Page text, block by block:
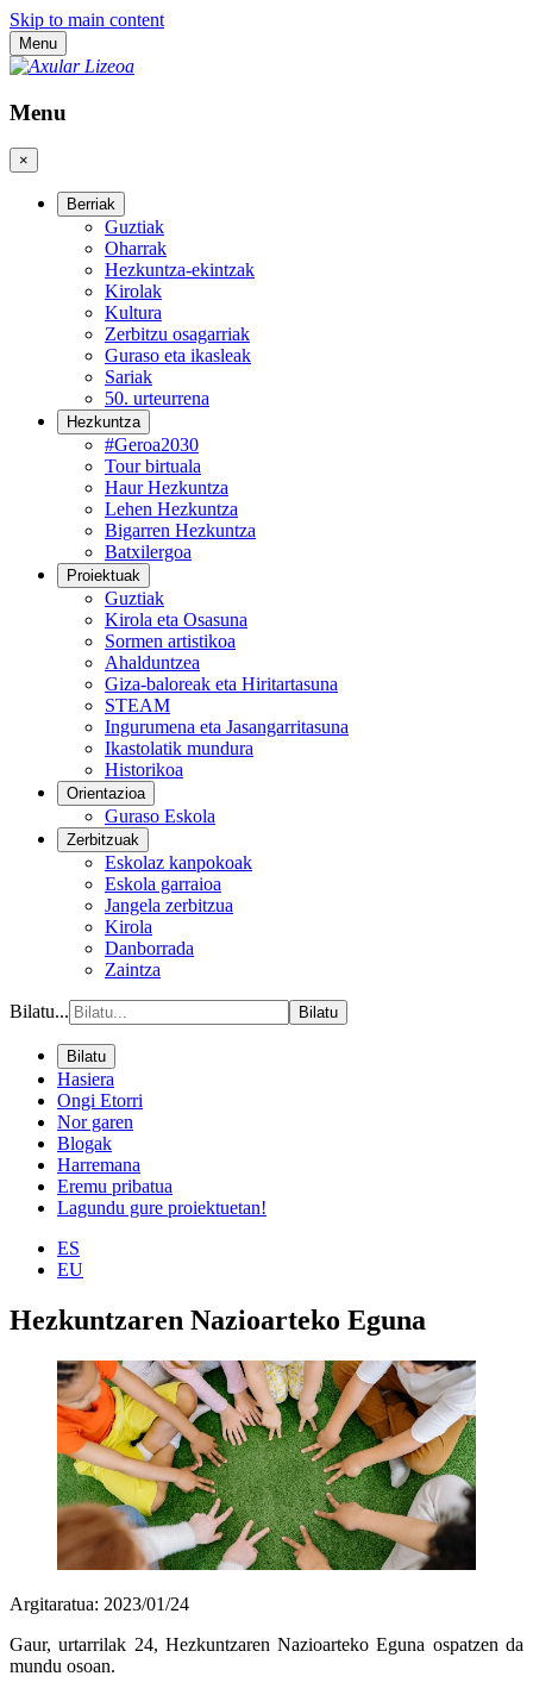
Skip to main content
Menu
Menu
×
Berriak
Guztiak
Oharrak
Hezkuntza-ekintzak
Kirolak
Kultura
Zerbitzu osagarriak
Guraso eta ikasleak
Sariak
50. urteurrena
Hezkuntza
#Geroa2030
Tour birtuala
Haur Hezkuntza
Lehen Hezkuntza
Bigarren Hezkuntza
Batxilergoa
Proiektuak
Guztiak
Kirola eta Osasuna
Sormen artistikoa
Ahalduntzea
Giza-baloreak eta Hiritartasuna
STEAM
Ingurumena eta Jasangarritasuna
Ikastolatik mundura
Historikoa
Orientazioa
Guraso Eskola
Zerbitzuak
Eskolaz kanpokoak
Eskola garraioa
Jangela zerbitzua
Kirola
Danborrada
Zaintza
Bilatu... Bilatu
Bilatu
Hasiera
Ongi Etorri
Nor garen
Blogak
Harremana
Eremu pribatua
Lagundu gure proiektuetan!
ES
EU
Hezkuntzaren Nazioarteko Eguna
Argitaratua: 2023/01/24
Gaur, urtarrilak 24, Hezkuntzaren Nazioarteko Eguna ospatzen da
mundu osoan.